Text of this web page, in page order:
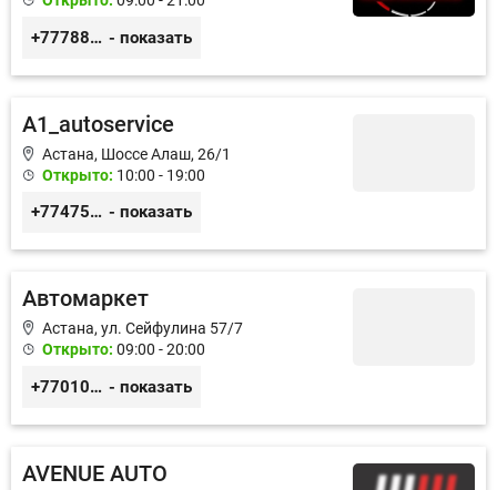
+77788424140 - показать
A1_autoservice
Астана, Шоссе Алаш, 26/1
Открыто: 10:00 - 19:00
+77475551113 - показать
Автомаркет
Астана, ул. Сейфулина 57/7
Открыто: 09:00 - 20:00
+77010626565 - показать
AVENUE AUTO